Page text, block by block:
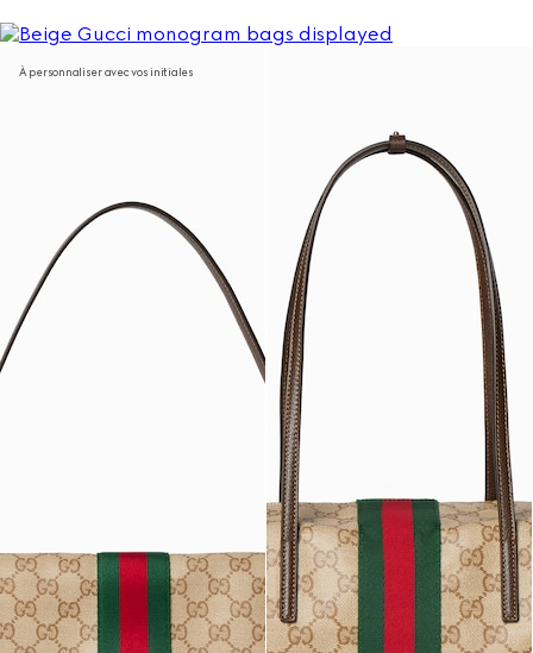
À personnaliser avec vos initiales